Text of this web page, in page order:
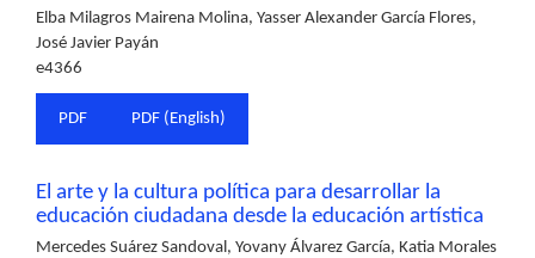
Elba Milagros Mairena Molina, Yasser Alexander García Flores,
José Javier Payán
e4366
PDF PDF (English)
El arte y la cultura política para desarrollar la
educación ciudadana desde la educación artística
Mercedes Suárez Sandoval, Yovany Álvarez García, Katia Morales